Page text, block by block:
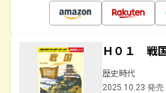
Ｈ０１ 戦
歴史時代
2025.10.23 発売